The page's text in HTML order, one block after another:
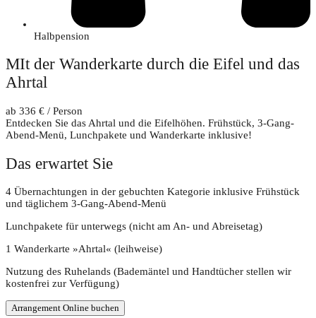
Halbpension
MIt der Wanderkarte durch die Eifel und das
Ahrtal
ab 336 € / Person
Entdecken Sie das Ahrtal und die Eifelhöhen. Frühstück, 3-Gang-
Abend-Menü, Lunchpakete und Wanderkarte inklusive!
Das erwartet Sie
4 Übernachtungen in der gebuchten Kategorie inklusive Frühstück
und täglichem 3-Gang-Abend-Menü
Lunchpakete für unterwegs (nicht am An- und Abreisetag)
1 Wanderkarte »Ahrtal« (leihweise)
Nutzung des Ruhelands (Bademäntel und Handtücher stellen wir
kostenfrei zur Verfügung)
Arrangement Online buchen